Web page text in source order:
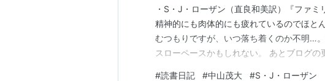
・S・J・ローザン（直良和美訳）『ファ
精神的にも肉体的にも疲れているのでほと
むつもりですが、いつ落ち着くのか不明…
スローペースかもしれない。 あとブログ
#読書日記 #中山茂大 #S・J・ローザン